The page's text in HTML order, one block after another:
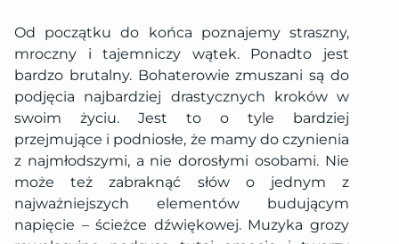
Od początku do końca poznajemy straszny,
mroczny i tajemniczy wątek. Ponadto jest
bardzo brutalny. Bohaterowie zmuszani są do
podjęcia najbardziej drastycznych kroków w
swoim życiu. Jest to o tyle bardziej
przejmujące i podniosłe, że mamy do czynienia
z najmłodszymi, a nie dorosłymi osobami. Nie
może też zabraknąć słów o jednym z
najważniejszych elementów budującym
napięcie – ścieżce dźwiękowej. Muzyka grozy